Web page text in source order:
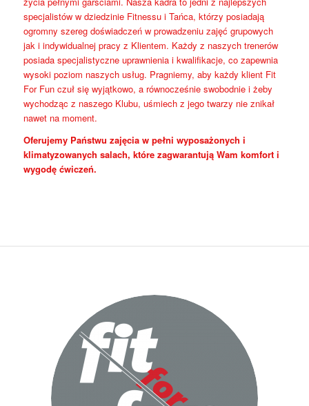
specjalistów w dziedzinie Fitnessu i Tańca, którzy posiadają
ogromny szereg doświadczeń w prowadzeniu zajęć grupowych
jak i indywidualnej pracy z Klientem. Każdy z naszych trenerów
posiada specjalistyczne uprawnienia i kwalifikacje, co zapewnia
wysoki poziom naszych usług. Pragniemy, aby każdy klient Fit
For Fun czuł się wyjątkowo, a równocześnie swobodnie i żeby
wychodząc z naszego Klubu, uśmiech z jego twarzy nie znikał
nawet na moment.
Oferujemy Państwu zajęcia w pełni wyposażonych i
klimatyzowanych salach, które zagwarantują Wam komfort i
wygodę ćwiczeń.